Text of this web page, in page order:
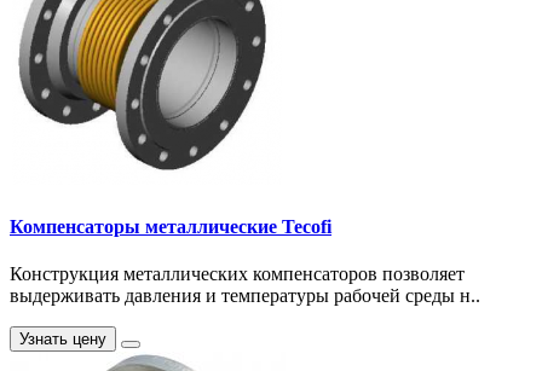
Компенсаторы металлические Tecofi
Конструкция металлических компенсаторов позволяет
выдерживать давления и температуры рабочей среды н..
Узнать цену